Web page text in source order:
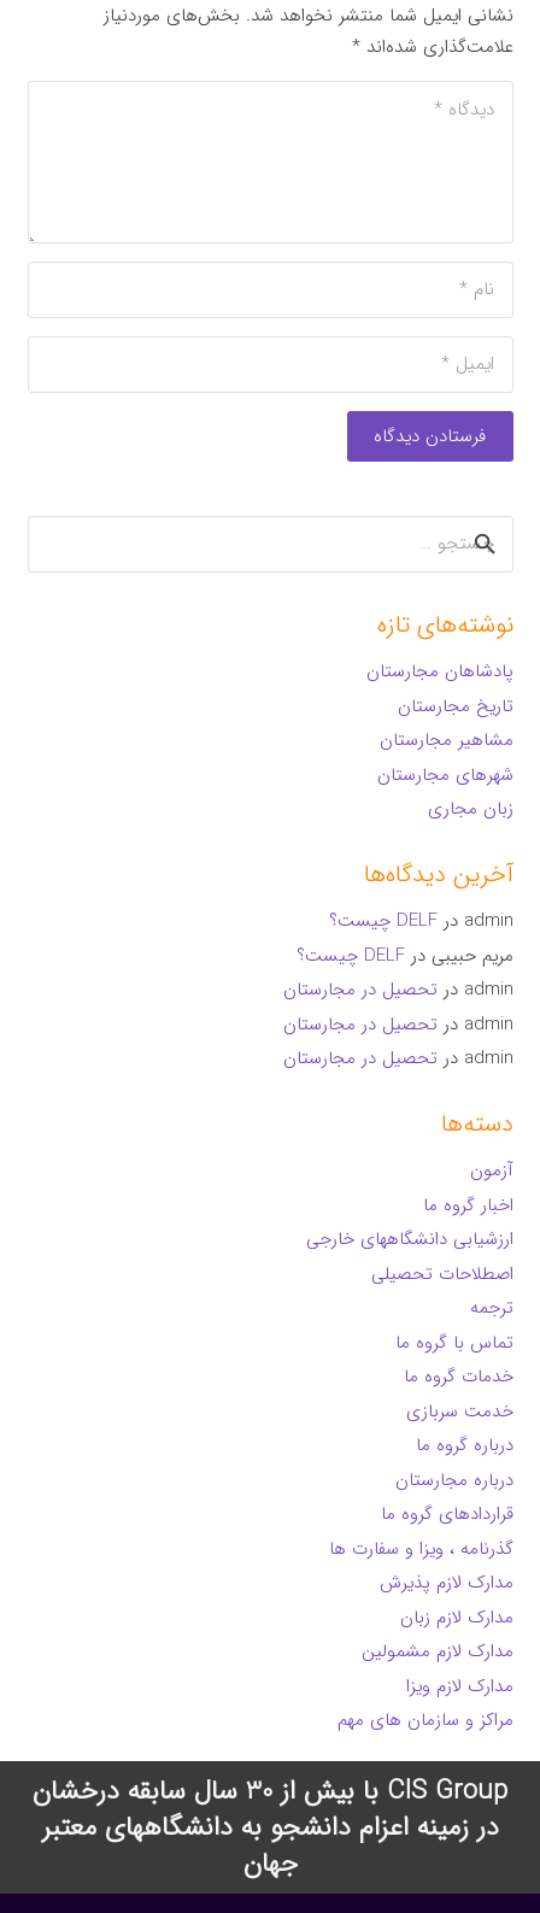
نشانی ایمیل شما منتشر نخواهد شد. بخش‌های موردنیاز
علامت‌گذاری شده‌اند*
فرستادن دیدگاه
جستجو
برای:
نوشته‌های تازه
پادشاهان مجارستان
تاریخ مجارستان
مشاهیر مجارستان
شهرهای مجارستان
زبان مجاری
آخرین دیدگاه‌ها
admin درDELF چیست؟
مریم حبیبی درDELF چیست؟
admin در تحصیل در مجارستان
admin در تحصیل در مجارستان
admin در تحصیل در مجارستان
دسته‌ها
آزمون
اخبار گروه ما
ارزشیابی دانشگاههای خارجی
اصطلاحات تحصیلی
ترجمه
تماس با گروه ما
خدمات گروه ما
خدمت سربازی
درباره گروه ما
درباره مجارستان
قراردادهای گروه ما
گذرنامه ، ویزا و سفارت ها
مدارک لازم پذیرش
مدارک لازم زبان
مدارک لازم مشمولین
مدارک لازم ویزا
مراکز و سازمان های مهم
CIS Group با بیش از 30 سال سابقه درخشان
در زمینه اعزام دانشجو به دانشگاههای معتبر
جهان